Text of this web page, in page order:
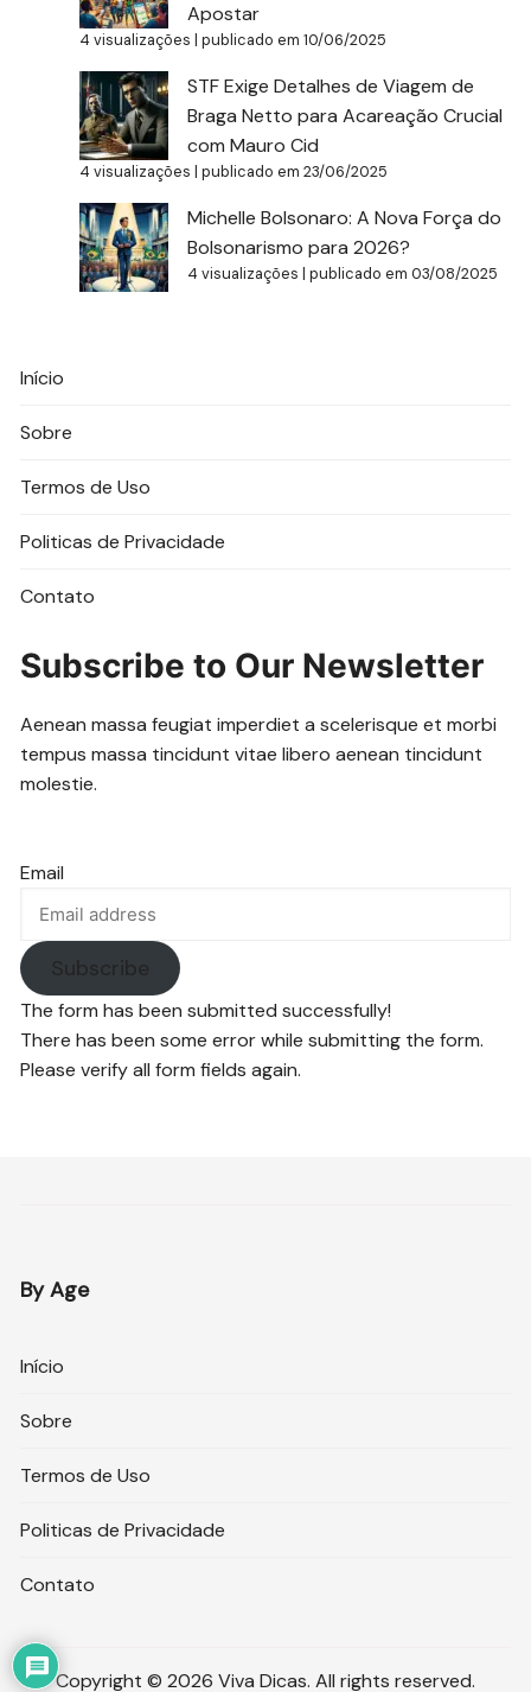
Apostar
4 visualizações |publicado em 10/06/2025
STF Exige Detalhes de Viagem de
Braga Netto para Acareação Crucial
com Mauro Cid
4 visualizações |publicado em 23/06/2025
Michelle Bolsonaro: A Nova Força do
Bolsonarismo para 2026?
4 visualizações |publicado em 03/08/2025
Início
Sobre
Termos de Uso
Politicas de Privacidade
Contato
Subscribe to Our Newsletter
Aenean massa feugiat imperdiet a scelerisque et morbi
tempus massa tincidunt vitae libero aenean tincidunt
molestie.
Email
Subscribe
The form has been submitted successfully!
There has been some error while submitting the form.
Please verify all form fields again.
By Age
Início
Sobre
Termos de Uso
Politicas de Privacidade
Contato
Copyright © 2026 Viva Dicas. All rights reserved.